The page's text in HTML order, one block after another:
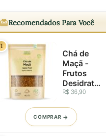
Recomendados Para Você
1
Chá de
Maçã -
Frutos
Desidrata
dos em
100g
R$ 36,90
COMPRAR